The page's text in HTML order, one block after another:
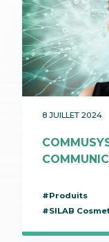
8 JUILLET 2024
#Produits
#SILAB